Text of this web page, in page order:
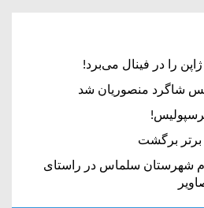
را در فینال می‌برد!
شاگرد منصوریان شد
برتر برگشت
شهرستان سلماس در راستای